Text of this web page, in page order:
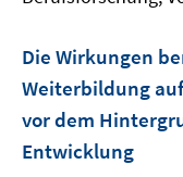
Die Wirkungen
Weiterbildung
vor dem
Entwicklung